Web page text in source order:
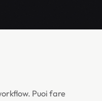
Puoi fare